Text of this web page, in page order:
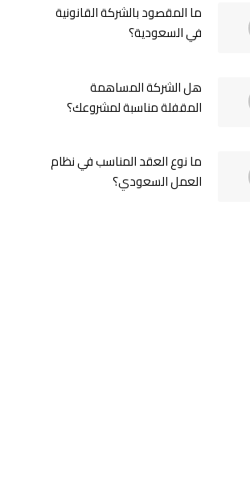
ما المقصود بالشركة القانونية
في السعودية؟
هل الشركة المساهمة
المقفلة مناسبة لمشروعك؟
ما نوع العقد المناسب في نظام
العمل السعودي؟